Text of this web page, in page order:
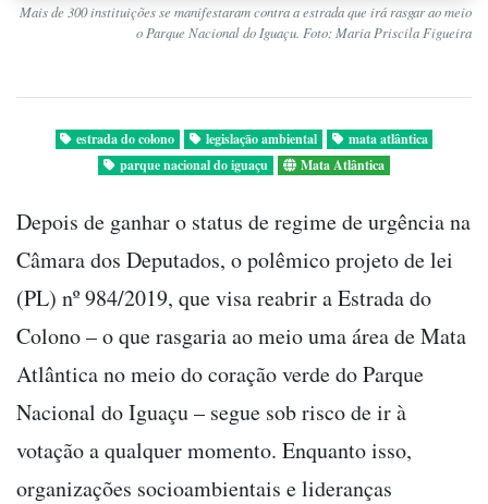
Mais de 300 instituições se manifestaram contra a estrada que irá rasgar ao meio
o Parque Nacional do Iguaçu. Foto: Maria Priscila Figueira
estrada do colono legislação ambiental
mata atlântica
parque nacional do iguaçu
Mata Atlântica
Depois de ganhar o status de regime de urgência na
Câmara dos Deputados, o polêmico projeto de lei
(PL) nº 984/2019, que visa reabrir a Estrada do
Colono – o que rasgaria ao meio uma área de Mata
Atlântica no meio do coração verde do Parque
Nacional do Iguaçu – segue sob risco de ir à
votação a qualquer momento. Enquanto isso,
organizações socioambientais e lideranças